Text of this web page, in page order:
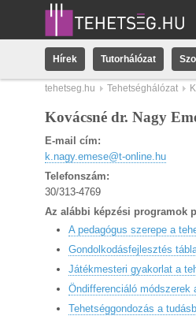
Hírek Tutorhálózat
tehetseg.hu Tehetséghálózat
Kovácsné dr. Nagy
E-mail cím:
k.nagy.emese@t-online.hu
Telefonszám:
30/313-4769
Az alábbi képzési programok
A pedagógus szerepe a
Gondolkodásfejlesztés
Játékmesteri gyakorlat a
Öndifferenciáló
Tehetséggondozás a